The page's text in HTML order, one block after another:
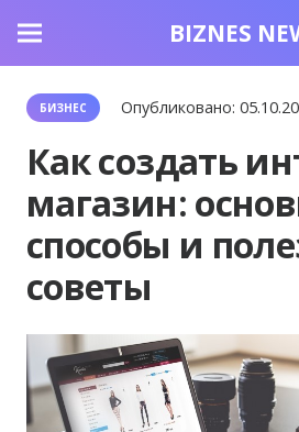
BIZNES
БИЗНЕС Опубликовано:
Как создать
магазин:
способы и
советы